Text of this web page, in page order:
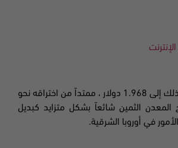
إلى 1 .968 دولار ، ممتدا
ً من اختراقه نحو
المعدن الثمين شائعاً بشكل متزايد كبديل
في أوروبا الشرقية.